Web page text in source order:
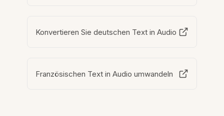
Konvertieren Sie deutschen Text in Audio
Französischen Text in Audio umwandeln